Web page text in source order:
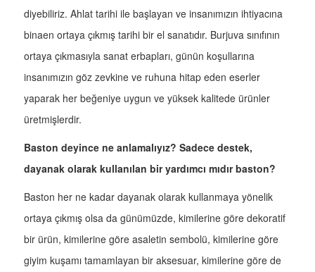
diyebiliriz. Ahlat tarihi ile başlayan ve insanımızın ihtiyacına
binaen ortaya çıkmış tarihi bir el sanatıdır. Burjuva sınıfının
ortaya çıkmasıyla sanat erbapları, günün koşullarına
insanımızın göz zevkine ve ruhuna hitap eden eserler
yaparak her beğeniye uygun ve yüksek kalitede ürünler
üretmişlerdir.
Baston deyince ne anlamalıyız? Sadece destek,
dayanak olarak kullanılan bir yardımcı mıdır baston?
Baston her ne kadar dayanak olarak kullanmaya yönelik
ortaya çıkmış olsa da günümüzde, kimilerine göre dekoratif
bir ürün, kimilerine göre asaletin sembolü, kimilerine göre
giyim kuşamı tamamlayan bir aksesuar, kimilerine göre de